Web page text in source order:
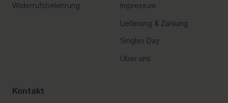
Widerrufsbelehrung Impressum
Lieferung & Zahlung
Singles Day
Über uns
Kontakt